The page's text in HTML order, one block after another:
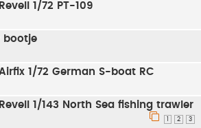
1/72 PT-109
bootje
1/72 German S-boat RC
1/143 North Sea fishing trawler
2 3